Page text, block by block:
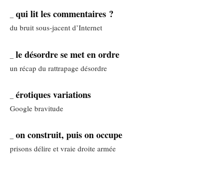
qui lit les commentaires ?
du bruit sous-jacent d’Internet
le désordre se met en ordre
un récap du rattrapage désordre
érotiques variations
Google bravitude
on construit, puis on occupe
prisons délire et vraie droite armée